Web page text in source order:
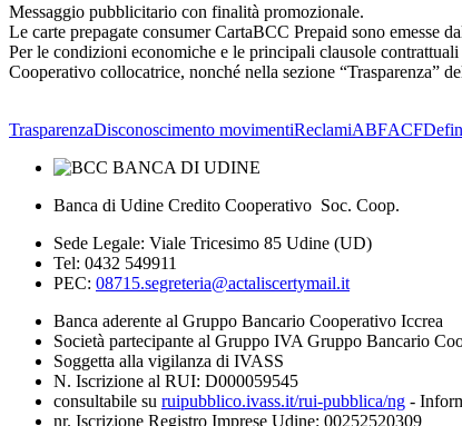
Messaggio pubblicitario con finalità promozionale.
Le carte prepagate consumer CartaBCC Prepaid sono
Per le condizioni economiche e le principali clausole
Cooperativo collocatrice, nonché nella sezione “Trasparenza”
TrasparenzaDisconoscimento movimentiReclamiABFACF
Banca di Udine Credito Cooperativo Soc. Coop.
Sede Legale: Viale Tricesimo 85 Udine (UD)
Tel: 0432 549911
PEC: 08715.segreteria@actaliscertymail.it
Banca aderente al Gruppo Bancario Cooperativo Iccrea
Società partecipante al Gruppo IVA Gruppo Bancario
Soggetta alla vigilanza di IVASS
N. Iscrizione al RUI: D000059545
consultabile su ruipubblico.ivass.it/rui-pubblica/ng -
nr. Iscrizione Registro Imprese Udine: 00252520309